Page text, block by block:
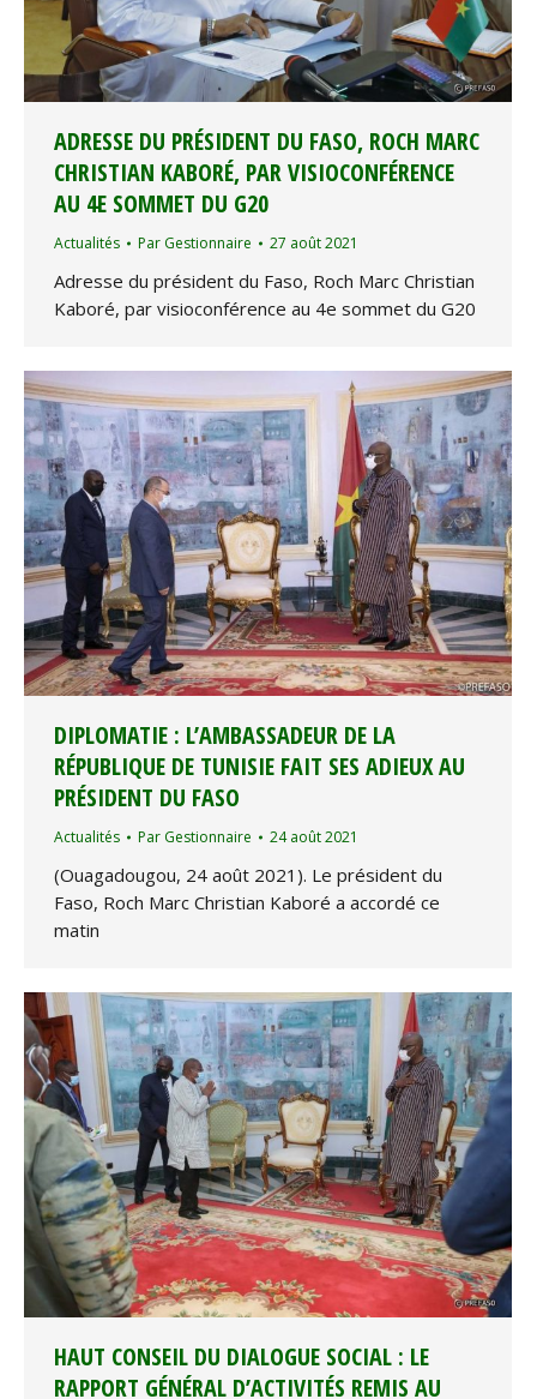
ADRESSE DU PRÉSIDENT DU FASO, ROCH MARC
CHRISTIAN KABORÉ, PAR VISIOCONFÉRENCE
AU 4E SOMMET DU G20
Actualités Par Gestionnaire 27 août 2021
Adresse du président du Faso, Roch Marc Christian
Kaboré, par visioconférence au 4e sommet du G20
DIPLOMATIE : L’AMBASSADEUR DE LA
RÉPUBLIQUE DE TUNISIE FAIT SES ADIEUX AU
PRÉSIDENT DU FASO
Actualités Par Gestionnaire 24 août 2021
(Ouagadougou, 24 août 2021). Le président du
Faso, Roch Marc Christian Kaboré a accordé ce
matin
HAUT CONSEIL DU DIALOGUE SOCIAL : LE
RAPPORT GÉNÉRAL D’ACTIVITÉS REMIS AU